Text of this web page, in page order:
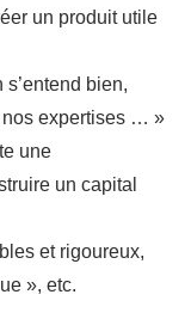
un produit utile
bien,
nos expertises … »
une
un capital
et rigoureux,
», etc.